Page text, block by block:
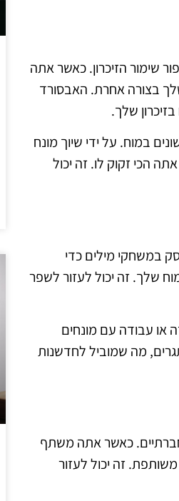
שימור הזיכרון. כאשר אתה
בצורה אחרת. האבסורד
שלך.
במוח. על ידי שיוך מונח
הכי זקוק לו. זה יכול
במשחקי מילים כדי
שלך. זה יכול לעזור לשפר
או עבודה עם מונחים
מה שמוביל לחדשנות
כאשר אתה משתף
משותפת. זה יכול לעזור